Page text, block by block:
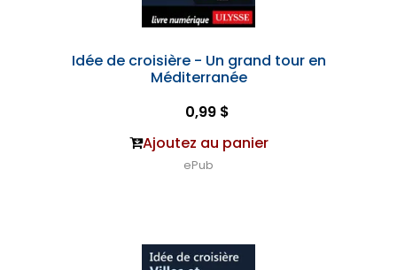
Idée de croisière - Un grand tour en
Méditerranée
0,99 $
Ajoutez au panier
ePub